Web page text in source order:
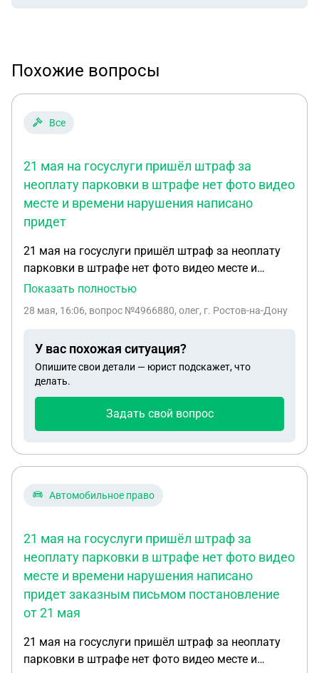
Похожие вопросы
Все
21 мая на госуслуги пришёл штраф за
неоплату парковки в штрафе нет фото видео
месте и времени нарушения написано
придет
21 мая на госуслуги пришёл штраф за неоплату
парковки в штрафе нет фото видео месте и
времени нарушения написано придет заказным
обжаловать. Без фото, месте и времени не могу
тогда писать во все инстанции. Или уже писать
чтобы не пропустить сроки давностиссылаясь на
отсутствие доказательств, а потом по ходу, если
уважением к вам!
Показать полностью
28 мая, 16:06, вопрос №4966880, олег, г. Ростов-на-Дону
У вас похожая ситуация?
Опишите свои детали — юрист подскажет, что
делать.
Задать свой вопрос
Автомобильное право
21 мая на госуслуги пришёл штраф за
неоплату парковки в штрафе нет фото видео
месте и времени нарушения написано
придет заказным письмом постановление
от 21 мая
21 мая на госуслуги пришёл штраф за неоплату
парковки в штрафе нет фото видео месте и